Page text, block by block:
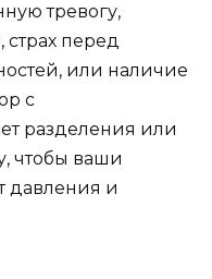
тревогу,
перед
или наличие
с
разделения или
чтобы ваши
давления и